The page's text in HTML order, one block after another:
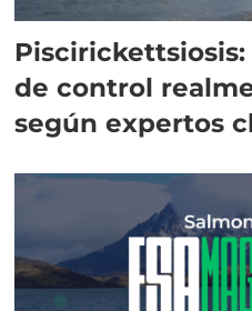
de control
según expertos